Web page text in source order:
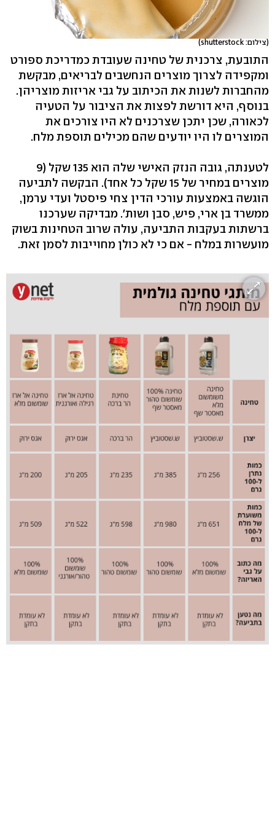
(צילום: shutterstock)
התובעת, צרכנית של טחינה שעובדת כמדריכת ספורט
ומקפידה לצרוך מוצרים הנחשבים לבריאים, מבקשת
מהחברות לשנות את הכיתוב על גבי אריזות מוצריהן.
בנוסף, היא דורשת לפצות את הציבור על הטעיה
לכאורה, שכן יתכן שצרכנים לא היו צורכים את
המוצרים לו היו יודעים שהם מכילים תוספת מלח.
לטענתה, גובה הנזק האישי שלה הוא 135 שקל (9
מוצרים במחיר של 15 שקל כל אחד). הבקשה לתביעה
הוגשה באמצעות עורכי הדין צחי פיסטל ועדי ערמן,
ממשרד בן ארי, פיש, סבן ושות'. מבדיקה שערכנו
ברשתות בעקבות התביעה, עולה שרוב הטחינות בשוק
מועשרות במלח - אם כי לא כולן מחוייבות לסמן זאת.